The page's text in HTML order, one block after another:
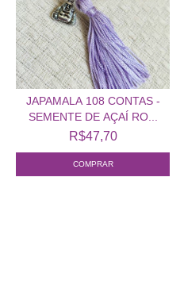
JAPAMALA 108 CONTAS -
SEMENTE DE AÇAÍ RO...
R$47,70
COMPRAR